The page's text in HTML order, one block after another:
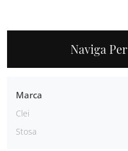
Naviga Per
Marca
Clei
Stosa